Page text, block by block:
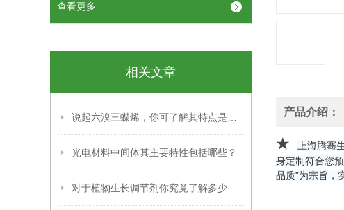
查看更多
相关文章
光电材料中间体其主要特性包括哪些？
产品介绍：
★
上海腾骞
身定制符合您
品质”为宗旨，